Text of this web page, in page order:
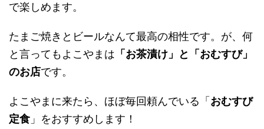
で楽しめます。
たまご焼きとビールなんて最高の相性です。が、何
と言ってもよこやまは 「お茶漬け」と「おむすび」
のお店です。
よこやまに来たら、ほぼ毎回頼んでいる「 おむすび
定食 」をおすすめします！